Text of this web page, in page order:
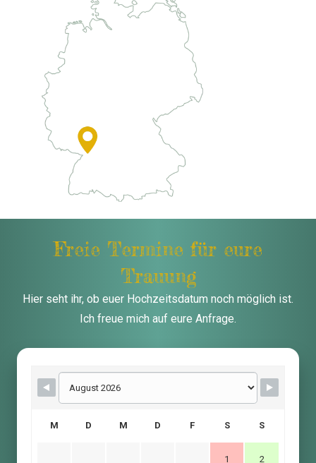
Freie Termine für eure
Trauung
Hier seht ihr, ob euer Hochzeitsdatum noch möglich ist.
Ich freue mich auf eure Anfrage.
M D M D F S S
1 2